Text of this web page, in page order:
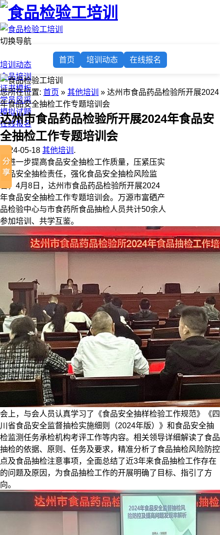
切换导航
培训动态
食品培训
证书模板
学员风采
模拟试题
在线报名
首页 培训动态 在线报名
您所在位置: 首页 » 其他培训
» 达州市食品药品检验所开展2024
年食品安全抽检工作专题培训会
达州市食品药品检验所开展2024年食品安
全抽检工作专题培训会
2024-05-18 其他培训 .
为进一步提高食品安全抽检工作质量，压紧压实
食品安全抽检责任，强化食品安全抽检风险监
管，4月8日，达州市食品药品检验所开展2024
年食品安全抽检工作专题培训会。万源市富硒产
品检验中心与市食药所食品抽检人员共计50余人
参加培训、共学互鉴。
会上，与会人员认真学习了《食品安全抽样检验工作规范》《四
川省食品安全监督抽检实施细则（2024年版）》和食品安全抽
检监测任务承检机构考评工作等内容。相关领导详细解读了食品
抽检的依据、原则、任务及要求，精准分析了食品抽检风险防控
点及食品抽检注意事项，全面总结了近3年来食品抽检工作存在
的问题及原因，为食品抽检工作的开展明确了目标、指引了方
向。